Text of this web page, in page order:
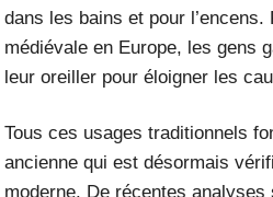
dans les bains et pour l’encens.
médiévale en Europe, les gens
leur oreiller pour éloigner les
Tous ces usages traditionnels
ancienne qui est désormais
moderne. De récentes